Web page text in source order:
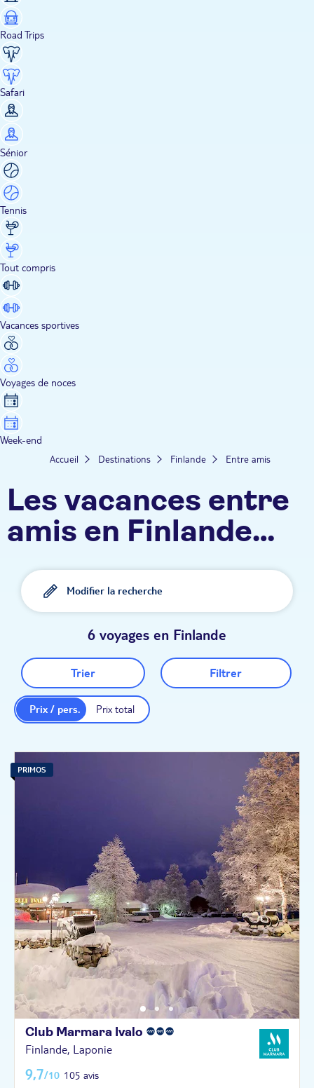
Road Trips
Safari
Sénior
Tennis
Tout compris
Vacances sportives
Voyages de noces
Week-end
Accueil Destinations Finlande Entre amis
Les vacances entre
amis en Finlande
TUI
Modifier la recherche
6 voyages en Finlande
Trier Filtrer
Prix total
Prix / pers.
PRIMOS
Club Marmara Ivalo
Finlande, Laponie
9,7/10 105 avis